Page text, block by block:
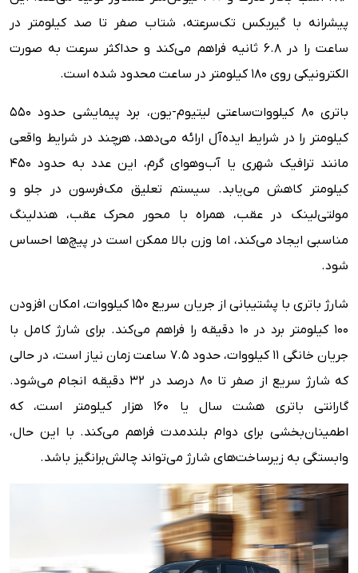
پیشرانه با گیربکس تک‌سرعته، شتاب صفر تا صد کیلومتر در
ساعت را در 6.8 ثانیه فراهم می‌کند و حداکثر سرعت به صورت
الکترونیکی روی 180 کیلومتر در ساعت محدود شده است.
باتری 80 کیلووات‌ساعتی لیتیوم-یون، برد پیمایشی حدود 550
کیلومتر را در شرایط ایده‌آل ارائه می‌دهد، هرچند در شرایط واقعی
مانند ترافیک شهری یا آب‌وهوای گرم، این عدد به حدود 450
کیلومتر کاهش می‌یابد. سیستم تعلیق مک‌فرسون در جلو و
مولتی‌لینک در عقب، همراه با محور محرک عقب، هندلینگ
مناسبی ایجاد می‌کند، اما وزن بالا ممکن است در پیچ‌ها احساس
شود.
شارژ باتری با پشتیبانی از جریان سریع 150 کیلووات، امکان افزودن
100 کیلومتر برد در 10 دقیقه را فراهم می‌کند. برای شارژ کامل با
جریان خانگی 11 کیلووات، حدود 7.5 ساعت زمان نیاز است، در حالی
که شارژ سریع از صفر تا 80 درصد در 32 دقیقه انجام می‌شود.
گارانتی باتری هشت سال یا 160 هزار کیلومتر است، که
اطمینان‌بخشی برای دوام بلندمدت فراهم می‌کند. با این حال،
وابستگی به زیرساخت‌های شارژ می‌تواند چالش‌برانگیز باشد.